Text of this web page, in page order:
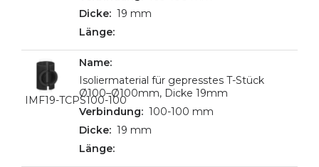
19 mm
IMF19-TCPS100-100
Isoliermaterial für gepresstes T-Stück
Ø100–Ø100mm, Dicke 19mm
100-100 mm
19 mm